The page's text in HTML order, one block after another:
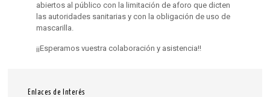
abiertos al público con la limitación de aforo que dicten
las autoridades sanitarias y con la obligación de uso de
mascarilla.
¡¡Esperamos vuestra colaboración y asistencia!!
Enlaces de Interés